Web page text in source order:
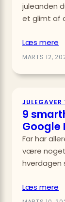
juleanden
et glimt af
Læs mere
MARTS 12,
JULEGAVER
9
Google
Far har
være
hverdagen
Læs mere